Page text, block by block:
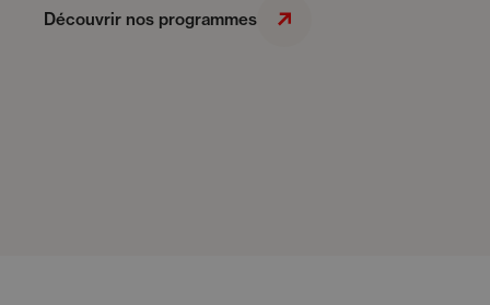
Découvrir nos programmes